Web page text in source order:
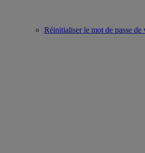
Réinitialiser le mot de passe de